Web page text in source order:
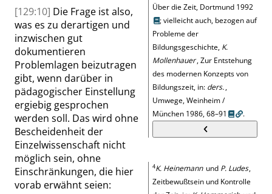
Über die Zeit, Dortmund 1992
; vielleicht auch, bezogen auf
Probleme der
Bildungsgeschichte, K.
Mollenhauer, Zur Entstehung
des modernen Konzepts von
Bildungszeit, in: ders.,
Umwege, Weinheim /
München 1986, 68–91
.
4K. Heinemann und P. Ludes,
Zeitbewußtsein und Kontrolle
[129:10] Die Frage ist also,
was es zu derartigen und
inzwischen gut
dokumentieren
Problemlagen beizutragen
gibt, wenn darüber in
pädagogischer Einstellung
ergiebig gesprochen
werden soll. Das wird ohne
Bescheidenheit der
Einzelwissenschaft nicht
möglich sein, ohne
Einschränkungen, die hier
vorab erwähnt seien: